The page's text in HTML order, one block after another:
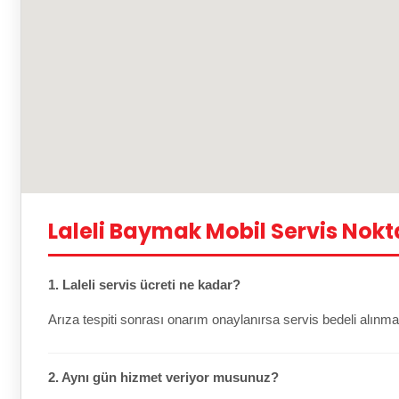
Laleli Baymak Mobil Servis
1. Laleli servis ücreti ne kadar?
Arıza tespiti sonrası onarım onaylanırsa servis bedeli
2. Aynı gün hizmet veriyor musunuz?